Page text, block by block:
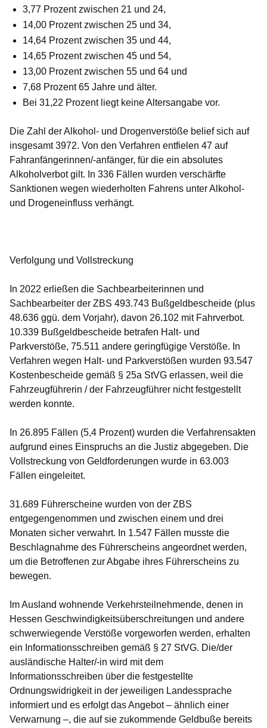
3,77 Prozent zwischen 21 und 24,
14,00 Prozent zwischen 25 und 34,
14,64 Prozent zwischen 35 und 44,
14,65 Prozent zwischen 45 und 54,
13,00 Prozent zwischen 55 und 64 und
7,68 Prozent 65 Jahre und älter.
Bei 31,22 Prozent liegt keine Altersangabe vor.
Die Zahl der Alkohol- und Drogenverstöße belief sich auf
insgesamt 3972. Von den Verfahren entfielen 47 auf
Fahranfängerinnen/-anfänger, für die ein absolutes
Alkoholverbot gilt. In 336 Fällen wurden verschärfte
Sanktionen wegen wiederholten Fahrens unter Alkohol-
und Drogeneinfluss verhängt.
Verfolgung und Vollstreckung
In 2022 erließen die Sachbearbeiterinnen und
Sachbearbeiter der ZBS 493.743 Bußgeldbescheide (plus
48.636 ggü. dem Vorjahr), davon 26.102 mit Fahrverbot.
10.339 Bußgeldbescheide betrafen Halt- und
Parkverstöße, 75.511 andere geringfügige Verstöße. In
Verfahren wegen Halt- und Parkverstößen wurden 93.547
Kostenbescheide gemäß § 25a StVG erlassen, weil die
Fahrzeugführerin / der Fahrzeugführer nicht festgestellt
werden konnte.
In 26.895 Fällen (5,4 Prozent) wurden die Verfahrensakten
aufgrund eines Einspruchs an die Justiz abgegeben. Die
Vollstreckung von Geldforderungen wurde in 63.003
Fällen eingeleitet.
31.689 Führerscheine wurden von der ZBS
entgegengenommen und zwischen einem und drei
Monaten sicher verwahrt. In 1.547 Fällen musste die
Beschlagnahme des Führerscheins angeordnet werden,
um die Betroffenen zur Abgabe ihres Führerscheins zu
bewegen.
Im Ausland wohnende Verkehrsteilnehmende, denen in
Hessen Geschwindigkeitsüberschreitungen und andere
schwerwiegende Verstöße vorgeworfen werden, erhalten
ein Informationsschreiben gemäß § 27 StVG. Die/der
ausländische Halter/-in wird mit dem
Informationsschreiben über die festgestellte
Ordnungswidrigkeit in der jeweiligen Landessprache
informiert und es erfolgt das Angebot – ähnlich einer
Verwarnung –, die auf sie zukommende Geldbuße bereits